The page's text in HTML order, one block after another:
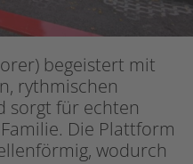
begeistert mit
rythmischen
sorgt für echten
Die Plattform
wodurch